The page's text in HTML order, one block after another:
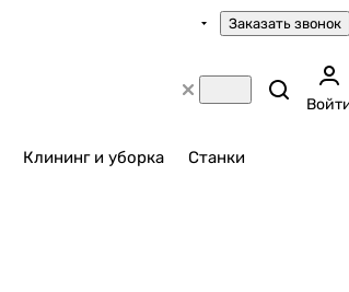
Заказать звонок
Клининг и уборка Станки